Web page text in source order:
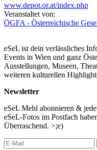
Eine Veranstaltung der
Architektur.
Anmeldung:www.oegfa.at
...Mehr lesen
www.depot.or.at/index.php
Veranstaltet von:
ÖGFA - Österreichische
eSeL ist dein verlässliches
Events in Wien und ganz
Ausstellungen, Museen,
weiteren kulturellen
Newsletter
eSeL Mehl abonnieren &
eSeL-Fotos im Postfach
Überraschend. >;e)